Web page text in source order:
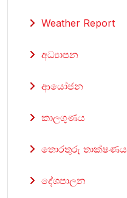
Weather Report
අධ්‍යාපන
ආයෝජන
කාලගුණය
තොරතුරු තාක්ෂණය
දේශපාලන